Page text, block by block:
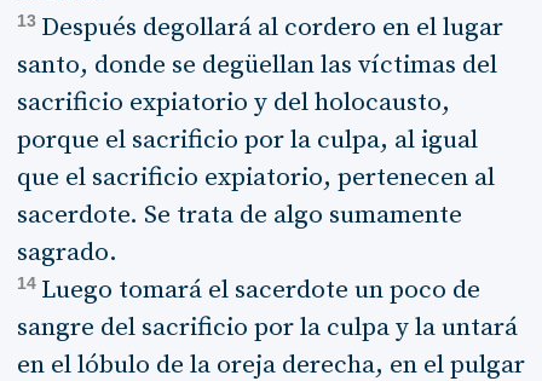
13 Después degollará al cordero en el lugar
santo, donde se degüellan las víctimas del
sacrificio expiatorio y del holocausto,
porque el sacrificio por la culpa, al igual
que el sacrificio expiatorio, pertenecen al
sacerdote. Se trata de algo sumamente
sagrado.
14 Luego tomará el sacerdote un poco de
sangre del sacrificio por la culpa y la untará
en el lóbulo de la oreja derecha, en el pulgar